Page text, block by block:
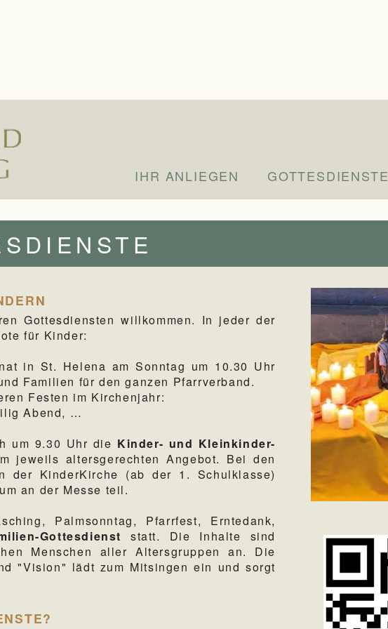
IHR ANLIEGEN GOTTESDIENSTE
Gottesdiensten willkommen. In jeder der
für Kinder:
in St. Helena am Sonntag um 10.30 Uhr
Familien für den ganzen Pfarrverband.
Festen im Kirchenjahr:
Abend, …
um 9.30 Uhr die Kinder- und Kleinkinder-
jeweils altersgerechten Angebot. Bei den
KinderKirche (ab der 1. Schulklasse)
an der Messe teil.
Palmsonntag, Pfarrfest, Erntedank,
Gottesdienst statt. Die Inhalte sind
Menschen aller Altersgruppen an. Die
"Vision" lädt zum Mitsingen ein und sorgt